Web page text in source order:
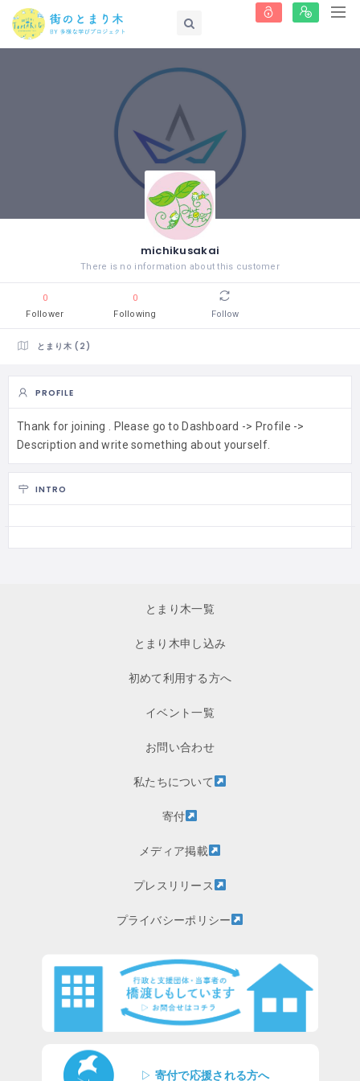
michikusakai
There is no information about this customer
0
Follower
0
Following
Follow
とまり木 (2)
PROFILE
Thank for joining . Please go to Dashboard -> Profile ->
Description and write something about yourself.
INTRO
とまり木一覧
とまり木申し込み
初めて利用する方へ
イベント一覧
お問い合わせ
私たちについて
寄付
メディア掲載
プレスリリース
プライバシーポリシー
▷ 寄付で応援される方へ